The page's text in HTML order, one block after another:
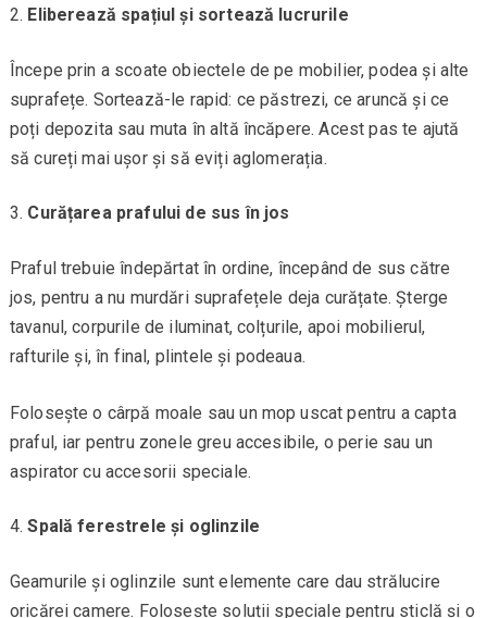
Eliberează spațiul și sortează lucrurile
Începe prin a scoate obiectele de pe mobilier, podea și alte
suprafețe. Sortează-le rapid: ce păstrezi, ce aruncă și ce
poți depozita sau muta în altă încăpere. Acest pas te ajută
să cureți mai ușor și să eviți aglomerația.
Curățarea prafului de sus în jos
Praful trebuie îndepărtat în ordine, începând de sus către
jos, pentru a nu murdări suprafețele deja curățate. Șterge
tavanul, corpurile de iluminat, colțurile, apoi mobilierul,
rafturile și, în final, plintele și podeaua.
Folosește o cârpă moale sau un mop uscat pentru a capta
praful, iar pentru zonele greu accesibile, o perie sau un
aspirator cu accesorii speciale.
Spală ferestrele și oglinzile
Geamurile și oglinzile sunt elemente care dau strălucire
oricărei camere. Folosește soluții speciale pentru sticlă și o